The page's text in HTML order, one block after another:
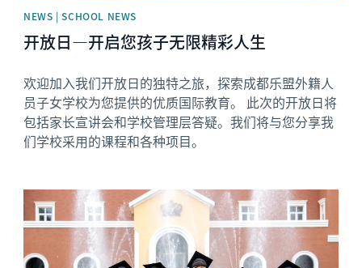
NEWS | SCHOOL NEWS
开放日—开启您孩子无限精彩人生
欢迎加入我们开放日的独特之旅，探索成都乐盟外籍人
员子女学校为您提供的优质国际教育。 此次的开放日将
包括家长宣讲会和学校管理层答疑。我们将与您分享我
们学校采用的课程和各种项目。
News image